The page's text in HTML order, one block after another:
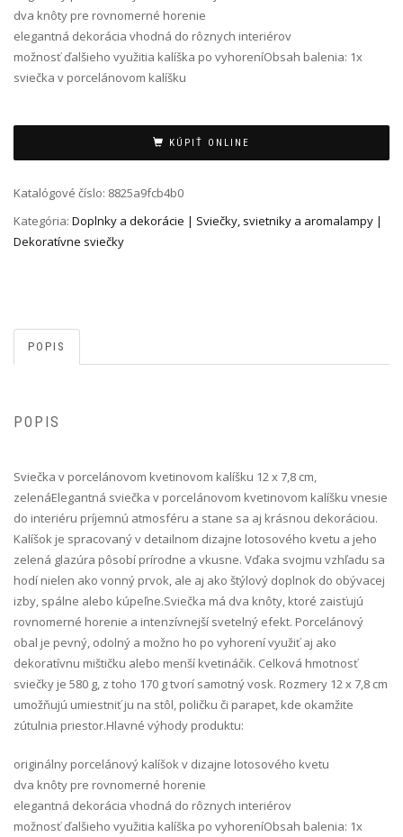
dva knôty pre rovnomerné horenie
elegantná dekorácia vhodná do rôznych interiérov
možnosť ďalšieho využitia kalíška po vyhoreníObsah balenia: 1x
sviečka v porcelánovom kalíšku
KÚPIŤ ONLINE
Katalógové číslo: 8825a9fcb4b0
Kategória: Doplnky a dekorácie | Sviečky, svietniky a aromalampy |
Dekoratívne sviečky
POPIS
POPIS
Sviečka v porcelánovom kvetinovom kalíšku 12 x 7,8 cm,
zelená Elegantná sviečka v porcelánovom kvetinovom kalíšku vnesie
do interiéru príjemnú atmosféru a stane sa aj krásnou dekoráciou.
Kalíšok je spracovaný v detailnom dizajne lotosového kvetu a jeho
zelená glazúra pôsobí prírodne a vkusne. Vďaka svojmu vzhľadu sa
hodí nielen ako vonný prvok, ale aj ako štýlový doplnok do obývacej
izby, spálne alebo kúpeľne.Sviečka má dva knôty, ktoré zaisťujú
rovnomerné horenie a intenzívnejší svetelný efekt. Porcelánový
obal je pevný, odolný a možno ho po vyhorení využiť aj ako
dekoratívnu mištičku alebo menší kvetináčik. Celková hmotnosť
sviečky je 580 g, z toho 170 g tvorí samotný vosk. Rozmery 12 x 7,8 cm
umožňujú umiestniť ju na stôl, poličku či parapet, kde okamžite
zútulnia priestor.Hlavné výhody produktu:
originálny porcelánový kalíšok v dizajne lotosového kvetu
dva knôty pre rovnomerné horenie
elegantná dekorácia vhodná do rôznych interiérov
možnosť ďalšieho využitia kalíška po vyhoreníObsah balenia: 1x